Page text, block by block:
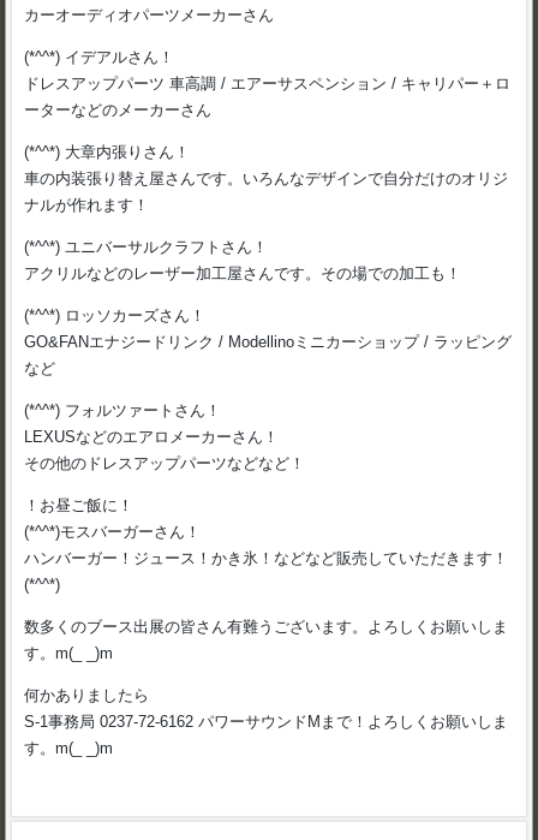
カーオーディオパーツメーカーさん
(*^^*) イデアルさん！
ドレスアップパーツ 車高調 / エアーサスペンション / キャリパー＋ロ
ーターなどのメーカーさん
(*^^*) 大章内張りさん！
車の内装張り替え屋さんです。いろんなデザインで自分だけのオリジ
ナルが作れます！
(*^^*) ユニバーサルクラフトさん！
アクリルなどのレーザー加工屋さんです。その場での加工も！
(*^^*) ロッソカーズさん！
GO&FANエナジードリンク / Modellinoミニカーショップ / ラッピング
など
(*^^*) フォルツァートさん！
LEXUSなどのエアロメーカーさん！
その他のドレスアップパーツなどなど！
！お昼ご飯に！
(*^^*)モスバーガーさん！
ハンバーガー！ジュース！かき氷！などなど販売していただきます！
(*^^*)
数多くのブース出展の皆さん有難うございます。よろしくお願いしま
す。m(_ _)m
何かありましたら
S-1事務局 0237-72-6162 パワーサウンドMまで！よろしくお願いしま
す。m(_ _)m